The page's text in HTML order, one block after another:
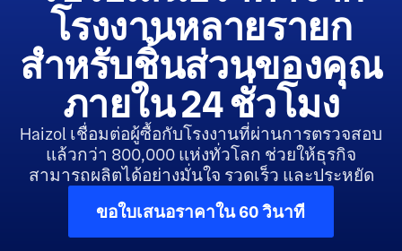
โรงงานหลายรายก
สำหรับชิ้นส่วนของคุณ
ภายใน 24 ชั่วโมง
Haizol เชื่อมต่อผู้ซื้อกับโรงงานที่ผ่านการตรวจสอบ
แล้วกว่า 800,000 แห่งทั่วโลก ช่วยให้ธุรกิจ
สามารถผลิตได้อย่างมั่นใจ รวดเร็ว และประหยัด
ขอใบเสนอราคาใน 60 วินาที